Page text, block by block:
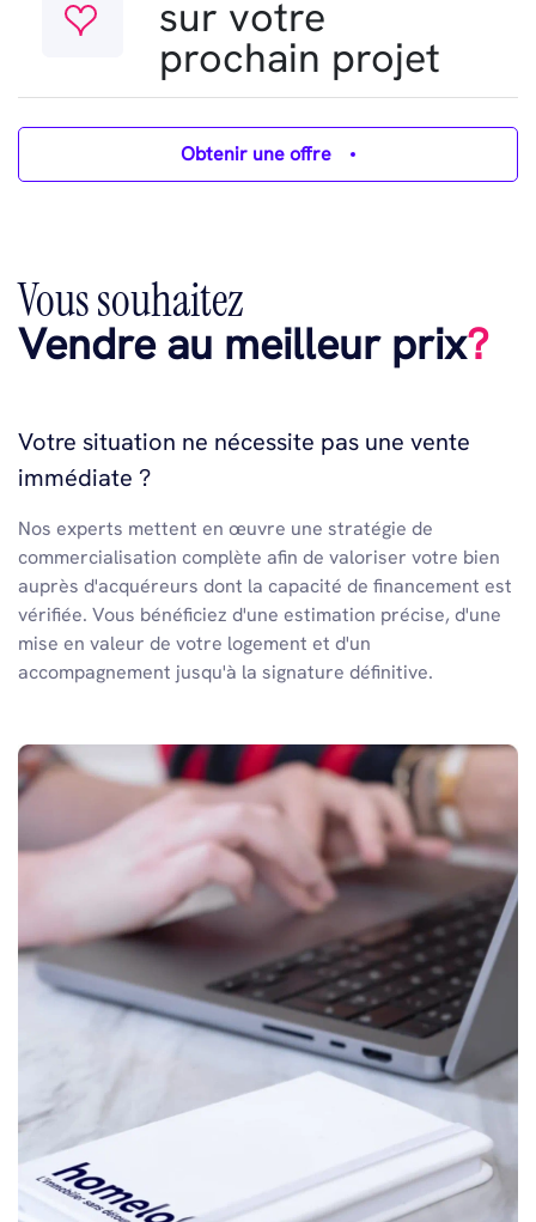
sur votre
prochain projet
Obtenir une offre
Vous souhaitez
Vendre au meilleur prix?
Votre situation ne nécessite pas une vente
immédiate ?
Nos experts mettent en œuvre une stratégie de
commercialisation complète afin de valoriser votre bien
auprès d'acquéreurs dont la capacité de financement est
vérifiée. Vous bénéficiez d'une estimation précise, d'une
mise en valeur de votre logement et d'un
accompagnement jusqu'à la signature définitive.